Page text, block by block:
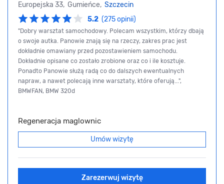
Europejska 33, Gumieńce, Szczecin
5.2 (275 opinii)
"Dobry warsztat samochodowy. Polecam wszystkim, którzy dbają
o swoje autka. Panowie znają się na rzeczy, zakres prac jest
dokładnie omawiany przed pozostawieniem samochodu.
Dokładnie opisane co zostało zrobione oraz co i ile kosztuje.
Ponadto Panowie służą radą co do dalszych ewentualnych
napraw, a nawet polecają inne warsztaty, które oferują...",
BMWFAN, BMW 320d
Regeneracja maglownic
Umów wizytę
Zarezerwuj wizytę